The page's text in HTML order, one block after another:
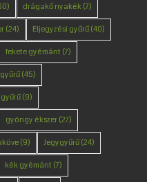
drágakő nyakék(7)
(24) Eljegyzési gyűrű(40)
fekete gyémánt (7)
(45)
(9)
gyöngy ékszer(27)
(9) Jegygyűrű(24)
kék gyémánt (7)